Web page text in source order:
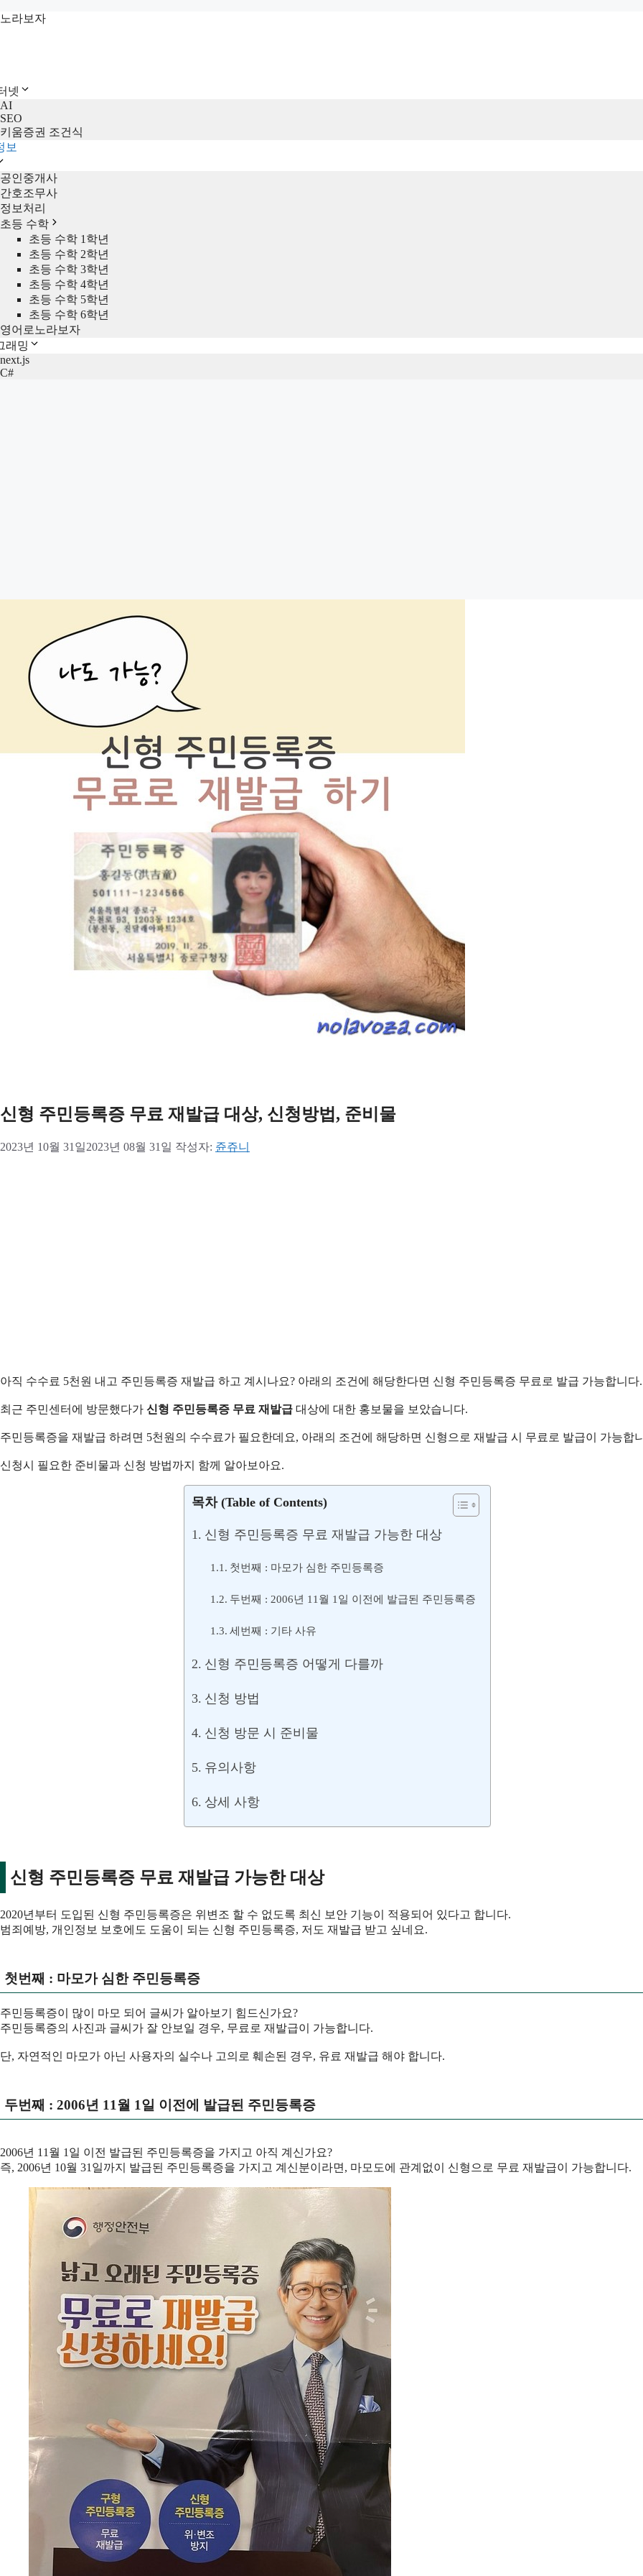
컨
너
뛰
기
노라보자
넷
AI
SEO
키움증권 조건식
보
공인중개사
간호조무사
정보처리
초등 수학
초등 수학 1학년
초등 수학 2학년
초등 수학 3학년
초등 수학 4학년
초등 수학 5학년
초등 수학 6학년
영어로노라보자
래밍
next.js
C#
신형 주민등록증 무료 재발급 대상, 신청방법, 준비물
2023년 10월 31일2023년 08월 31일 작성자: 쥰쥬니
아직 수수료 5천원 내고 주민등록증 재발급 하고 계시나요? 아래의 조건에 해당한다면 신형 주민등록증 무료로 발급 가능합니다.
최근 주민센터에 방문했다가 신형 주민등록증 무료 재발급 대상에 대한 홍보물을 보았습니다.
주민등록증을 재발급 하려면 5천원의 수수료가 필요한데요, 아래의 조건에 해당하면 신형으로 재발급 시 무료로 발급이 가능합
신청시 필요한 준비물과 신청 방법까지 함께 알아보아요.
목차 (Table of Contents)
신형 주민등록증 무료 재발급 가능한 대상
첫번째 : 마모가 심한 주민등록증
두번째 : 2006년 11월 1일 이전에 발급된 주민등록증
세번째 : 기타 사유
신형 주민등록증 어떻게 다를까
신청 방법
신청 방문 시 준비물
유의사항
상세 사항
신형 주민등록증 무료 재발급 가능한 대상
2020년부터 도입된 신형 주민등록증은 위변조 할 수 없도록 최신 보안 기능이 적용되어 있다고 합니다.
범죄예방, 개인정보 보호에도 도움이 되는 신형 주민등록증, 저도 재발급 받고 싶네요.
첫번째 : 마모가 심한 주민등록증
주민등록증이 많이 마모 되어 글씨가 알아보기 힘드신가요?
주민등록증의 사진과 글씨가 잘 안보일 경우, 무료로 재발급이 가능합니다.
단, 자연적인 마모가 아닌 사용자의 실수나 고의로 훼손된 경우, 유료 재발급 해야 합니다.
두번째 : 2006년 11월 1일 이전에 발급된 주민등록증
2006년 11월 1일 이전 발급된 주민등록증을 가지고 아직 계신가요?
즉, 2006년 10월 31일까지 발급된 주민등록증을 가지고 계신분이라면, 마모도에 관계없이 신형으로 무료 재발급이 가능합니다.